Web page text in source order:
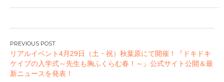
投
稿
ナ
リアルイベント4月29日（土・祝）秋葉原にて開催！『ドキドキ
ケイブの入学式～先生も胸ふくらむ春！～』公式サイト公開＆最
新ニュースを発表！